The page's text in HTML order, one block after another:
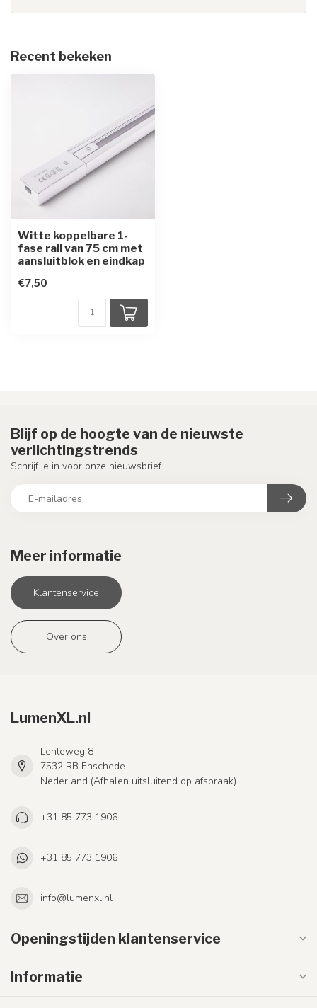
Recent bekeken
Witte koppelbare 1-
fase rail van 75 cm met
aansluitblok en eindkap
€7,50
Meer informatie
Klantenservice
Over ons
Blijf op de hoogte van de nieuwste
verlichtingstrends
Schrijf je in voor onze nieuwsbrief.
LumenXL.nl
Lenteweg 8
7532 RB Enschede
Nederland (Afhalen uitsluitend op afspraak)
+31 85 773 1906
+31 85 773 1906
info@lumenxl.nl
Openingstijden klantenservice
Informatie